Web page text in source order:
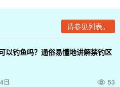
椰子蟹夜游 ★《当日预约即可，岛屿
。
请参见列表。
以钓鱼吗？通俗易懂地讲解禁钓区
日 53